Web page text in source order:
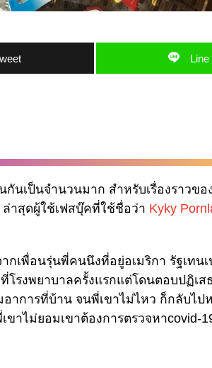
Line
กันเป็นจำนวนมาก สำหรับเรื่องราวข
าสุดผู้ใช้เฟสบุ๊คที่ใช้ชื่อว่า Kyky
เพื่อนรุ่นพี่คนนึงที่อยู่อเมริกา รัฐเทน
โรงพยาบาลครั้งแรกแต่โดนตอบปฏิเส
าการที่บ้าน จนพี่เขาไม่ไหว ก็กลับไป
าไม่ยอมเขาต้องการตรวจหาcovid-